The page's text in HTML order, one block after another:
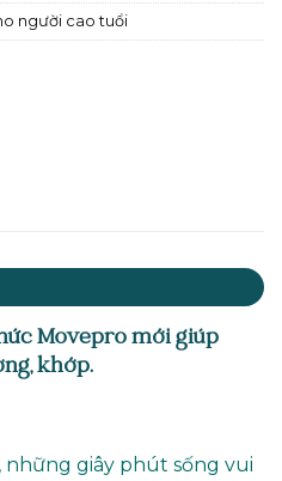
người cao tuổi
Movepro mới giúp
khớp.
những giây phút sống vui